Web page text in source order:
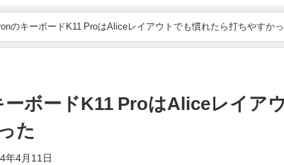
のキーボードK11 ProはAliceレイアウトでも慣れたら打ちやすか
ボードK11 ProはAliceレイア
た
年4月11日